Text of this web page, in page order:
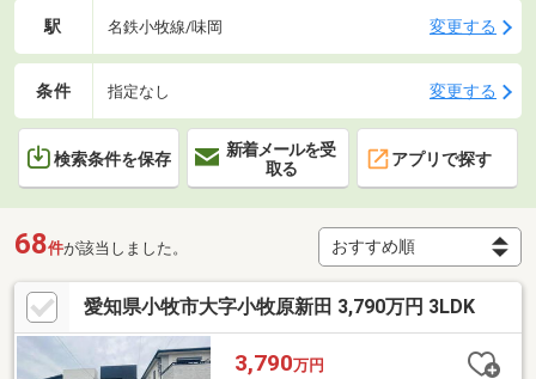
駅 名鉄小牧線/味岡 変更する
条件 指定なし 変更する
検索条件を保存
新着メールを受
取る
アプリで探す
68件が該当しました。
愛知県小牧市大字小牧原新田 3,790万円 3LDK
3,790万円